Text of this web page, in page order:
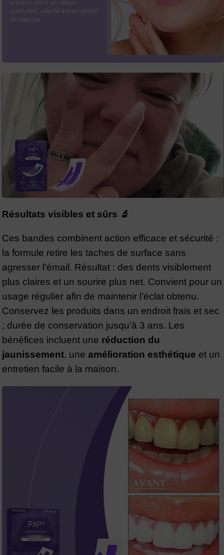
Résultats visibles et sûrs 🔬
Ces bandes combinent action efficace et sécurité :
la formule retire les taches de surface sans
agresser l’émail. Résultat : des dents visiblement
plus claires et un sourire plus net. Convient pour un
usage régulier afin de maintenir l’éclat obtenu.
Conservez les produits dans un endroit frais et sec
; durée de conservation jusqu’à 3 ans. Les
bénéfices incluent une réduction du
jaunissement, une amélioration esthétique et un
entretien facile à la maison.